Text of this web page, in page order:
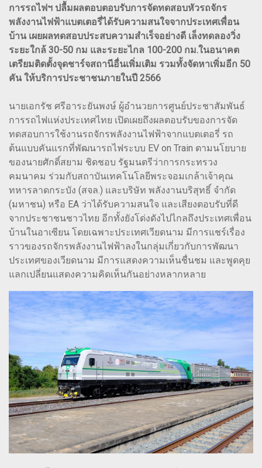
การรถไฟฯ ปลื้มผลตอบตอบรับการจัดทดสอบหัวรถจักร
พลังงานไฟฟ้าแบตเตอรี่ได้รับความสนใจจากประเทศเพื่อน
บ้าน เผยผลทดสอบประสบความสำเร็จอย่างดี เล็งทดลองวิ่ง
ระยะใกล้ 30-50 กม และระยะไกล 100-200 กม.ในอนาคต
เตรียมติดตั้งจุดชาร์จสถานีอื่นเพิ่มเติม รวมทั้งจัดหาเพิ่มอีก 50
คัน ให้บริการประชาชนภายในปี 2566
นายเอกรัช ศรีอาระยันพงษ์ ผู้อำนวยการศูนย์ประชาสัมพันธ์
การรถไฟแห่งประเทศไทย เปิดเผยถึงผลตอบรับของการจัด
ทดสอบการใช้งานรถจักรพลังงานไฟฟ้าจากแบตเตอรี่ รถ
ต้นแบบคันแรกที่พัฒนารถไฟระบบ EV on Train ตามนโยบาย
ของนายศักดิ์สยาม ชิดชอบ รัฐมนตรีว่าการกระทรวง
คมนาคม ร่วมกับสถาบันเทคโนโลยีพระจอมเกล้าเจ้าคุณ
ทหารลาดกระบัง (สจล.) และบริษัท พลังงานบริสุทธิ์ จำกัด
(มหาชน) หรือ EA ว่าได้รับความสนใจ และเสียงตอบรับที่ดี
จากประชาชนชาวไทย อีกทั้งยังโด่งดังไปไกลถึงประเทศเพื่อน
บ้านในอาเซียน โดยเฉพาะประเทศเวียดนาม มีการแชร์เรื่อง
ราวของรถจักรพลังงานไฟฟ้าลงในกลุ่มเกี่ยวกับการพัฒนา
ประเทศของเวียดนาม มีการแสดงความเห็นชื่นชม และพูดคุย
แลกเปลี่ยนแสดงความคิดเห็นกันอย่างหลากหลาย